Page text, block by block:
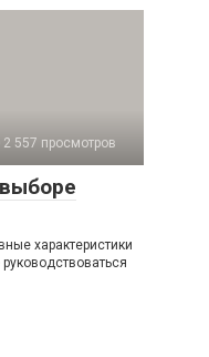
2 557 просмотров
характеристики